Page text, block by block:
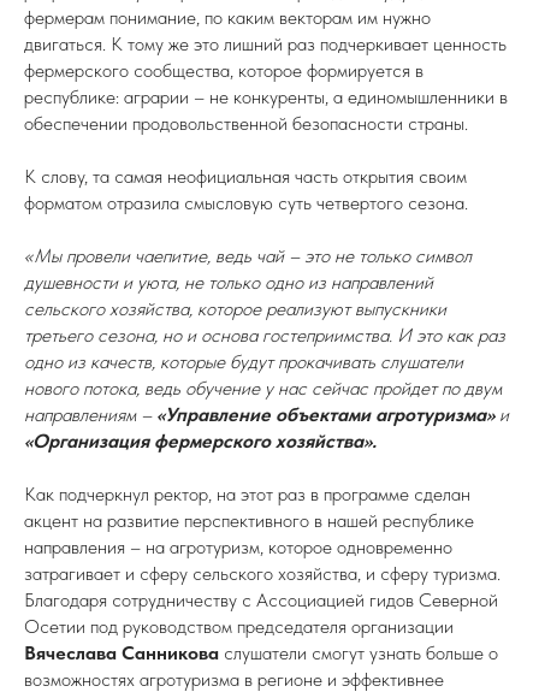
фермерам понимание, по каким векторам им нужно
двигаться. К тому же это лишний раз подчеркивает ценность
фермерского сообщества, которое формируется в
республике: аграрии – не конкуренты, а единомышленники в
обеспечении продовольственной безопасности страны.
К слову, та самая неофициальная часть открытия своим
форматом отразила смысловую суть четвертого сезона.
«Мы провели чаепитие, ведь чай – это не только символ
душевности и уюта, не только одно из направлений
сельского хозяйства, которое реализуют выпускники
третьего сезона, но и основа гостеприимства. И это как раз
одно из качеств, которые будут прокачивать слушатели
нового потока, ведь обучение у нас сейчас пройдет по двум
направлениям – «Управление объектами агротуризма»и
«Организация фермерского хозяйства».
Как подчеркнул ректор, на этот раз в программе сделан
акцент на развитие перспективного в нашей республике
направления – на агротуризм, которое одновременно
затрагивает и сферу сельского хозяйства, и сферу туризма.
Благодаря сотрудничеству с Ассоциацией гидов Северной
Осетии под руководством председателя организации
Вячеслава Санникова слушатели смогут узнать больше о
возможностях агротуризма в регионе и эффективнее